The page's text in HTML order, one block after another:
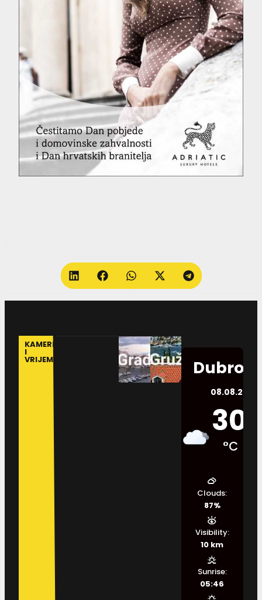
KAMERE
I
VRIJEME
08.08.2026.
30
°C
Clouds:
87%
Visibility:
10 km
Sunrise:
05:46